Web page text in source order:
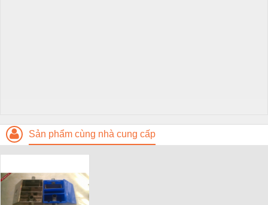
Sản phẩm cùng nhà cung cấp